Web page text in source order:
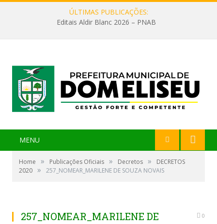
ÚLTIMAS PUBLICAÇÕES:
Editais Aldir Blanc 2026 – PNAB
MENU
Home » Publicações Oficiais » Decretos »
DECRETOS
2020 » 257_NOMEAR_MARILENE DE SOUZA NOVAIS
257_NOMEAR_MARILENE DE
0